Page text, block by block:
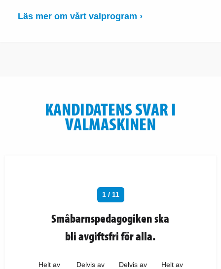
Läs mer om vårt valprogram ›
KANDIDATENS SVAR I
VALMASKINEN
1 / 11
Småbarnspedagogiken ska
bli avgiftsfri för alla.
Helt av
Delvis av
Delvis av
Helt av